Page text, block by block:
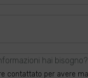
hai bisogno?